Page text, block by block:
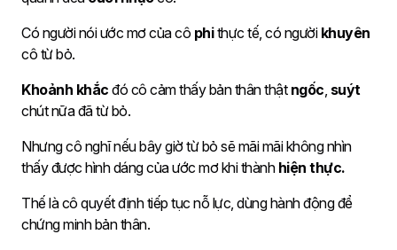
Có người nói ước mơ của cô phithực tế, có người khuyên
cô từ bỏ.
Khoảnh khắc đó cô cảm thấy bản thân thật ngốc, suýt
chút nữa đã từ bỏ.
Nhưng cô nghĩ nếu bây giờ từ bỏ sẽ mãi mãi không nhìn
thấy được hình dáng của ước mơ khi thànhhiện thực.
Thế là cô quyết định tiếp tục nỗ lực, dùng hành động để
chứng minh bản thân.